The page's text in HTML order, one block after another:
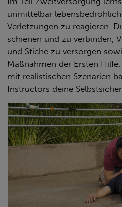
unmittelbar
Verletzungen zu reagieren.
schienen und zu verbinden,
und Stiche zu versorgen
Maßnahmen der Ersten
mit realistischen Szenarien
Instructors deine